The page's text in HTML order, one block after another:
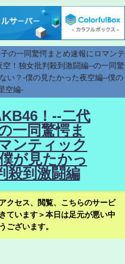
の一同驚愕まとめ速報にロマンテ
！独女批判殺到激闘編--の一同驚
い？-僕の見たかった夜空編--僕の
空編-
！--二代
一同驚愕ま
ンティック
が見たかっ
殺到激闘編
クセス、閲覧、こちらのサービ
ています＞本日は足元が悪い中
ございます。